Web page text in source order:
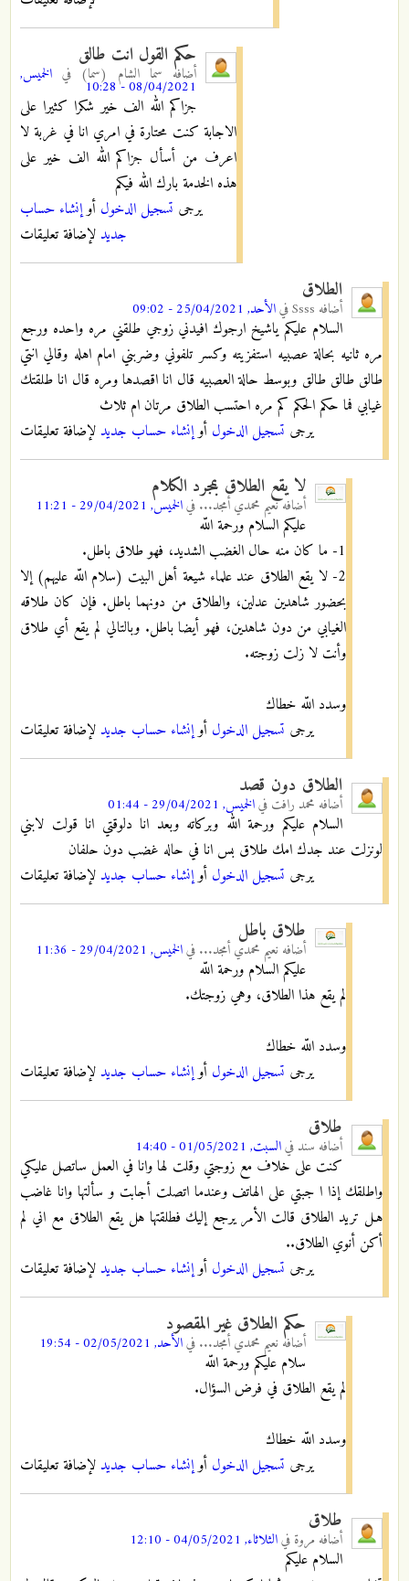
حكم القول انت طالق
أضافه سما الشام (سما) في الخميس,
08/04/2021 - 10:28
جزاكم الله الف خير شكرا كثيرا على
الاجابة كنت محتارة في امري انا في غربة لا
اعرف من أسأل جزاكم الله الف خير على
هذه الخدمة بارك الله فيكم
يرجى تسجيل الدخول أوإنشاء حساب
جديد لإضافة تعليقات
الطلاق
أضافه Ssssفيالأحد, 25/04/2021 - 09:02
السلام عليكم ياشيخ ارجوك افيدني زوجي طلقني مره واحده ورجع
مره ثانيه بحالة عصبيه استفزيته وكسر تلفوني وضربني امام اهله وقالي انتي
طالق طالق طالق وبوسط حالة العصبيه قال انا اقصدها ومره قال انا طلقتك
غيابي فما حكم الحكم كم مره احتسب الطلاق مرتان ام ثلاث
يرجى تسجيل الدخول أوإنشاء حساب جديد لإضافة تعليقات
لا يقع الطلاق بمجرد الكلام
أضافهنعيم محمدي أمجد... فيالخميس, 29/04/2021 - 11:21
عليكم السلام ورحمة اللّه
1- ما كان منه حال الغضب الشديد، فهو طلاق باطل.
2- لا يقع الطلاق عند علماء شيعة أهل البيت (سلام اللّه عليهم) إلا
بحضور شاهدين عدلين، والطلاق من دونهما باطل. فإن كان طلاقه
الغيابي من دون شاهدين، فهو أيضا باطل. وبالتالي لم يقع أي طلاق
وأنت لا زلت زوجته.
وسدد اللّه خطاك
يرجى تسجيل الدخول أوإنشاء حساب جديد لإضافة تعليقات
الطلاق دون قصد
أضافه محمد رافت فيالخميس, 29/04/2021 - 01:44
السلام عليكم ورحمة الله وبركاته وبعد انا دلوقتي انا قولت لابني
لونزلت عند جدك امك طلاق بس انا في حاله غضب دون حلفان
يرجى تسجيل الدخول أوإنشاء حساب جديد لإضافة تعليقات
طلاق باطل
أضافه نعيم محمدي أمجد... فيالخميس, 29/04/2021 - 11:36
عليكم السلام ورحمة اللّه
لم يقع هذا الطلاق، وهي زوجتك.
وسدد اللّه خطاك
يرجى تسجيل الدخول أوإنشاء حساب جديد لإضافة تعليقات
طلاق
أضافه سند فيالسبت, 01/05/2021 - 14:40
كنت على خلاف مع زوجتي وقلت لها وانا في العمل ساتصل عليكي
واطلقك إذا ا جبتي على الهاتف وعندما اتصلت أجابت و سألتها وانا غاضب
هـل تريد الطلاق قالت الأمر يرجع إليك فطلقتها هل يقع الطلاق مع اني لم
أكن أنوي الطلاق..
يرجى تسجيل الدخول أوإنشاء حساب جديد لإضافة تعليقات
حكم الطلاق غير المقصود
أضافه نعيم محمدي أمجد... فيالأحد, 02/05/2021 - 19:54
سلام عليكم ورحمة اللّه
لم يقع الطلاق في فرض السؤال.
وسدد اللّه خطاك
يرجى تسجيل الدخول أوإنشاء حساب جديد لإضافة تعليقات
طلاق
أضافه مروة فيالثلاثاء, 04/05/2021 - 12:10
السلام عليكم